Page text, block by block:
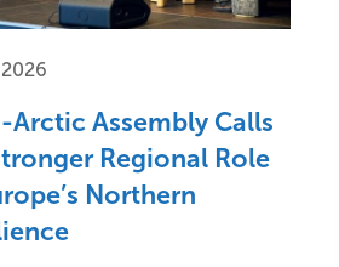
Arctic Assembly Calls
Regional Role
Northern